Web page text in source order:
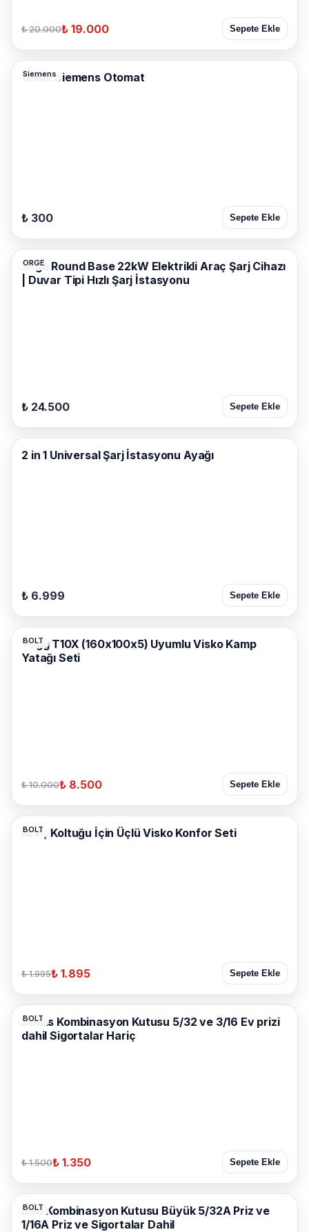
₺ 20.000₺ 19.000 Sepete Ekle
Siemens
1x16A Siemens Otomat
₺ 300 Sepete Ekle
ORGE
Orge Round Base 22kW Elektrikli Araç Şarj Cihazı
| Duvar Tipi Hızlı Şarj İstasyonu
₺ 24.500 Sepete Ekle
2 in 1 Universal Şarj İstasyonu Ayağı
₺ 6.999 Sepete Ekle
BOLT
Togg T10X (160x100x5) Uyumlu Visko Kamp
Yatağı Seti
₺ 10.000₺ 8.500 Sepete Ekle
BOLT
Araç Koltuğu İçin Üçlü Visko Konfor Seti
₺ 1.995₺ 1.895 Sepete Ekle
BOLT
Bemis Kombinasyon Kutusu 5/32 ve 3/16 Ev prizi
dahil Sigortalar Hariç
₺ 1.500₺ 1.350 Sepete Ekle
BOLT
Bolt Kombinasyon Kutusu Büyük 5/32A Priz ve
1/16A Priz ve Sigortalar Dahil